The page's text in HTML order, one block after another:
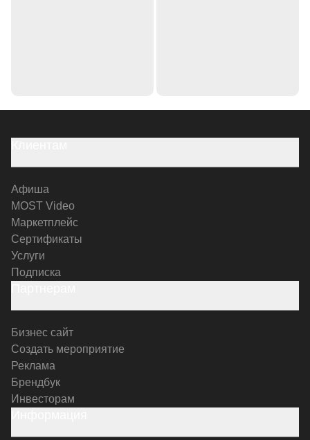
Афиша
MOST Video
Маркетплейс
Сертификаты
Услуги
Подписка
Бизнес сайт
Создать мероприятие
Реклама
Брендбук
Инвесторам